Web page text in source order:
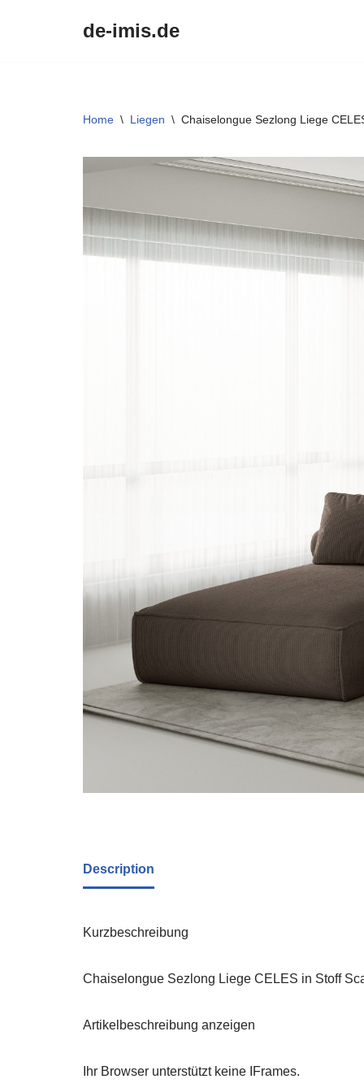
de-imis.de
Home \ Liegen \ Chaiselongue Sezlong Liege
Description
Kurzbeschreibung
Chaiselongue Sezlong Liege CELES in Stoff
Artikelbeschreibung anzeigen
Ihr Browser unterstützt keine IFrames.